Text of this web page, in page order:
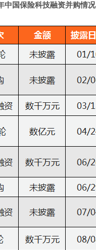
中国保险科技融资并购情况